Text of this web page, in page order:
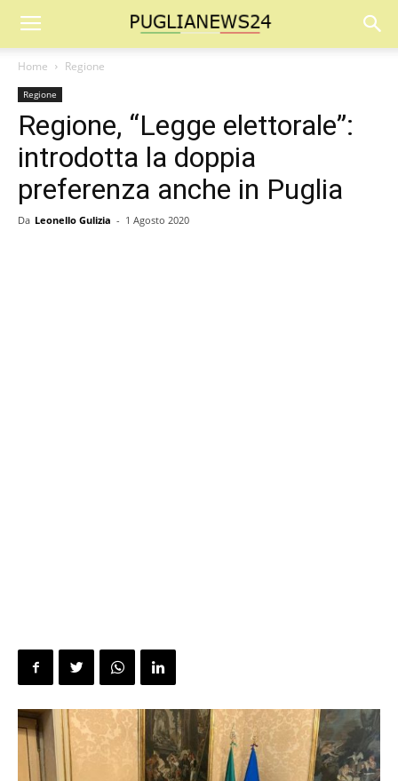
Home Regione
Regione
Regione, “Legge elettorale”:
introdotta la doppia
preferenza anche in Puglia
Da Leonello Gulizia - 1 Agosto 2020